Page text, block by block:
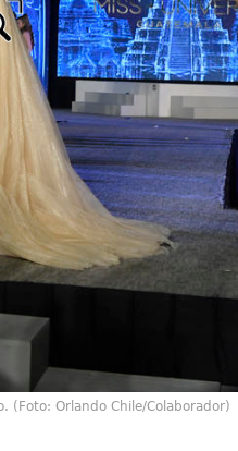
(Foto: Orlando Chile/Colaborador)